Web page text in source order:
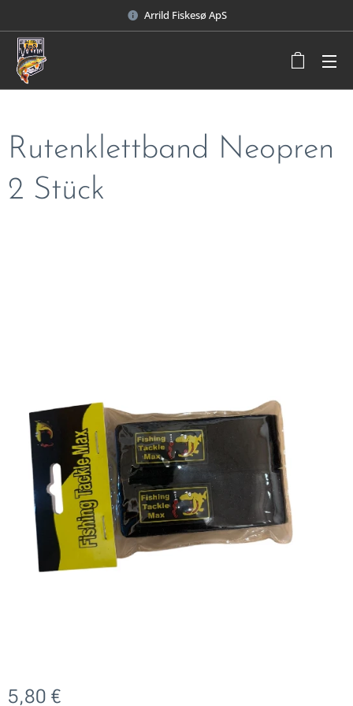
Arrild Fiskesø ApS
Rutenklettband Neopren
2 Stück
5,80 €